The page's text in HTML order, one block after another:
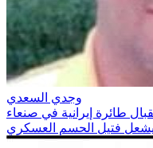
وجدي السعدي
طائرة إيرانية في صنعاء
فتيل الحسم العسكري